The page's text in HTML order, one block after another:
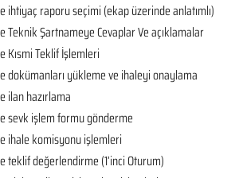
ihtiyaç raporu seçimi (ekap üzerinde anlatımlı)
Teknik Şartnameye Cevaplar Ve açıklamalar
Kısmi Teklif İşlemleri
dokümanları yükleme ve ihaleyi onaylama
ilan hazırlama
sevk işlem formu gönderme
ihale komisyonu işlemleri
teklif değerlendirme (1’inci Oturum)